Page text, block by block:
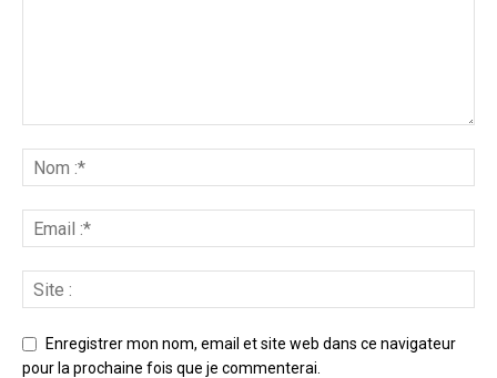
Enregistrer mon nom, email et site web dans ce navigateur
pour la prochaine fois que je commenterai.